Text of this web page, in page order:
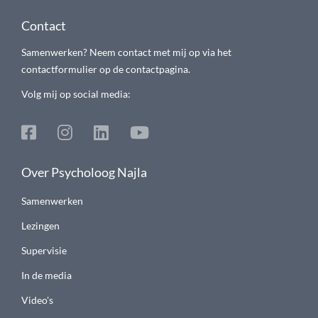
Contact
Samenwerken? Neem contact met mij op via het
contactformulier op de contactpagina.
Volg mij op social media:
Over Psycholoog Najla
Samenwerken
Lezingen
Supervisie
In de media
Video's